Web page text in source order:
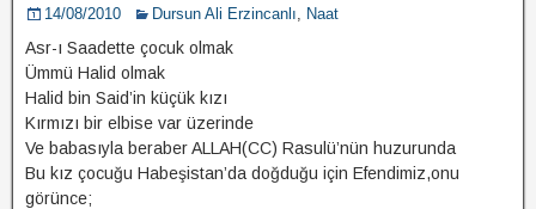
14/08/2010 Dursun Ali Erzincanlı, Naat
Asr-ı Saadette çocuk olmak
Ümmü Halid olmak
Halid bin Said’in küçük kızı
Kırmızı bir elbise var üzerinde
Ve babasıyla beraber ALLAH(CC) Rasulü’nün huzurunda
Bu kız çocuğu Habeşistan’da doğduğu için Efendimiz,onu
görünce;